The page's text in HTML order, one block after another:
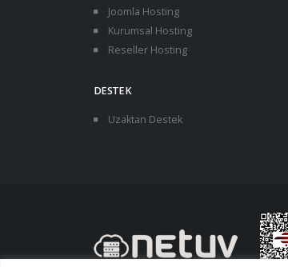
Joomla Hosting
Kurumsal Hosting
Reseller Hosting
DESTEK
Uzaktan Destek